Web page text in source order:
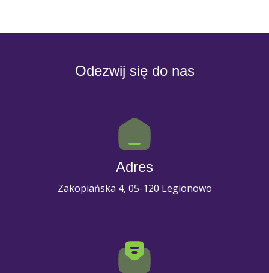
Odezwij się do nas
Adres
Zakopiańska 4, 05-120 Legionowo